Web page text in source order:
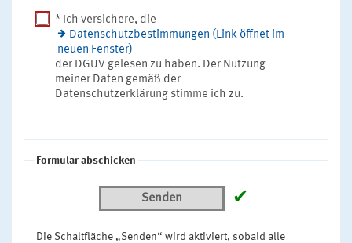
* Ich versichere, die
Datenschutzbestimmungen (Link öffnet im
neuen Fenster)
der DGUV gelesen zu haben. Der Nutzung
meiner Daten gemäß der
Datenschutzerklärung stimme ich zu.
Formular abschicken
Senden ✔
Die Schaltfläche „Senden“ wird aktiviert, sobald alle